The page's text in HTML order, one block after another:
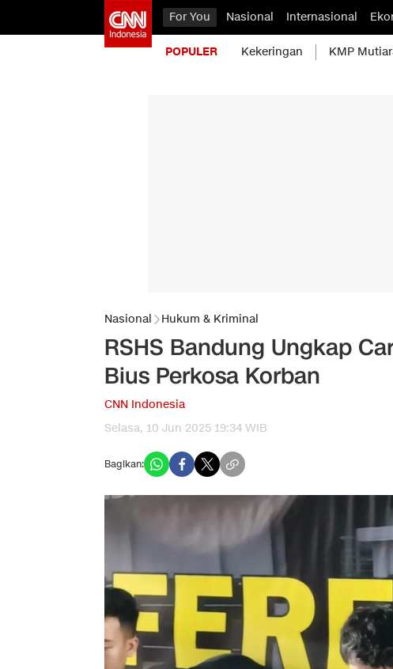
For You Nasional Internasional
POPULER Kekeringan KMP
Nasional Hukum & Kriminal
RSHS Bandung Ungkap
Bius Perkosa Korban
CNN Indonesia
Selasa, 10 Jun 2025 19:34 WIB
Bagikan: